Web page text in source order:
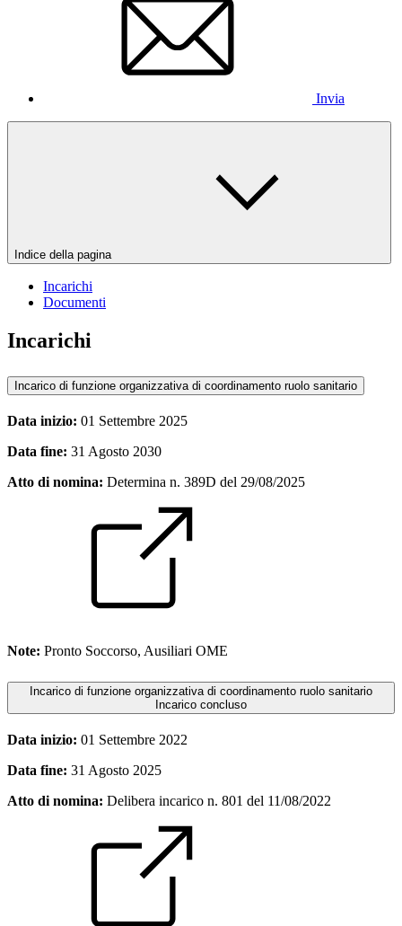
Invia
Indice della pagina
Incarichi
Documenti
Incarichi
Incarico di funzione organizzativa di coordinamento ruolo sanitario
Data inizio: 01 Settembre 2025
Data fine: 31 Agosto 2030
Atto di nomina: Determina n. 389D del 29/08/2025
Note: Pronto Soccorso, Ausiliari OME
Incarico di funzione organizzativa di coordinamento ruolo sanitario
Incarico concluso
Data inizio: 01 Settembre 2022
Data fine: 31 Agosto 2025
Atto di nomina: Delibera incarico n. 801 del 11/08/2022